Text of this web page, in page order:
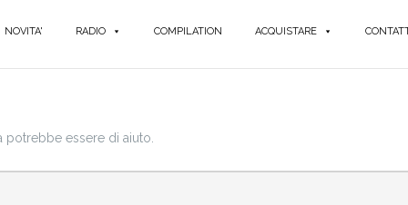
NOVITA' RADIO COMPILATION ACQUISTARE
essere di aiuto.